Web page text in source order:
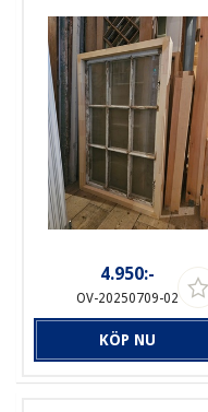
4.950:-
OV-20250709-02
KÖP NU